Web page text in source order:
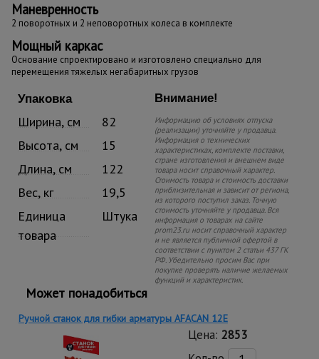
Маневренность
2 поворотных и 2 неповоротных колеса в комплекте
Мощный каркас
Основание спроектировано и изготовлено специально для
перемещения тяжелых негабаритных грузов
Упаковка
Ширина, см
82
Высота, см
15
Длина, см
122
Вес, кг
19,5
Единица
товара
Штука
Внимание!
Информацию об условиях отпуска
(реализации) уточняйте у продавца.
Информация о технических
характеристиках, комплекте поставки,
стране изготовления и внешнем виде
товара носит справочный характер.
Стоимость товара и стоимость доставки
приблизительная и зависит от региона,
из которого поступил заказ. Точную
стоимость уточняйте у продавца. Вся
информация о товарах на сайте
prom23.ru носит справочный характер
и не является публичной офертой в
соответствии с пунктом 2 статьи 437 ГК
РФ. Убедительно просим Вас при
покупке проверять наличие желаемых
функций и характеристик.
Может понадобиться
Ручной станок для гибки арматуры AFACAN 12E
Цена: 2853